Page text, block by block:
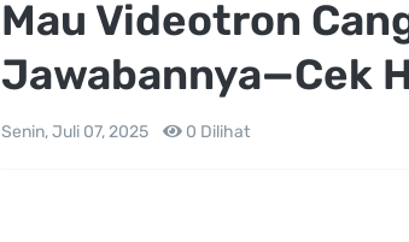
Mau Videotron
Jawabannya—Cek
Senin, Juli 07, 2025 0 Dilihat